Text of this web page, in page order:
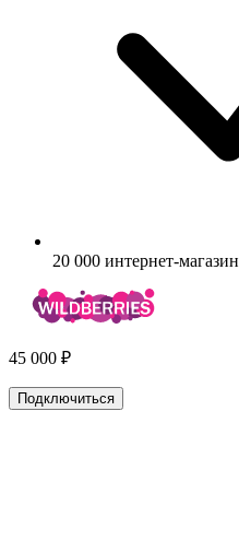
20 000 интернет-
45 000 ₽
Подключиться